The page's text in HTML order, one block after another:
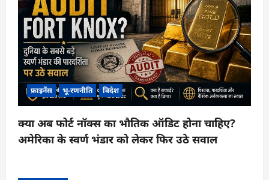
फ़ाइनेंस भू-रणनीति विदेश
क्या अब फोर्ट नॉक्स का भौतिक ऑडिट होना चाहिए?
अमेरिका के स्वर्ण भंडार को लेकर फिर उठे सवाल